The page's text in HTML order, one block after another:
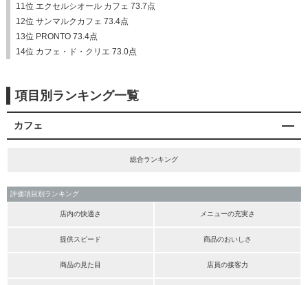
11位 エクセルシオール カフェ 73.7点
12位 サンマルクカフェ 73.4点
13位 PRONTO 73.4点
14位 カフェ・ド・クリエ 73.0点
項目別ランキング一覧
カフェ
総合ランキング
評価項目別ランキング
店内の快適さ メニューの充実さ
提供スピード 商品のおいしさ
商品の見た目 店員の接客力